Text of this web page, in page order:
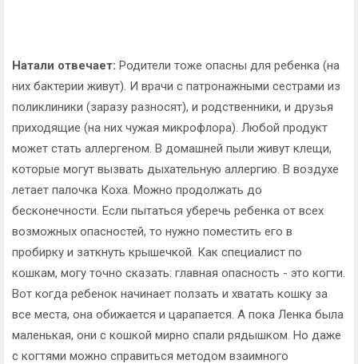
Натали отвечает: Родители тоже опасны для ребенка (на
них бактерии живут). И врачи с патронажными сестрами из
поликлиники (заразу разносят), и родственники, и друзья
приходящие (на них чужая микрофлора). Любой продукт
может стать аллергеном. В домашней пыли живут клещи,
которые могут вызвать дыхательную аллергию. В воздухе
летает палочка Коха. Можно продолжать до
бесконечности. Если пытаться уберечь ребенка от всех
возможных опасностей, то нужно поместить его в
пробирку и заткнуть крышечкой. Как специалист по
кошкам, могу точно сказать: главная опасность - это когти.
Вот когда ребенок начинает ползать и хватать кошку за
все места, она обижается и царапается. А пока Ленка была
маленькая, они с кошкой мирно спали рядышком. Но даже
с когтями можно справиться методом взаимного